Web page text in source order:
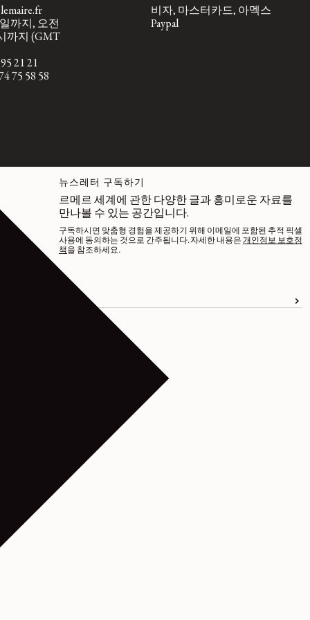
까지, 오전
까지 (GMT
21 21
75 58 58
비자, 마스터카드, 아멕스
Paypal
뉴스레터 구독하기
르메르 세계에 관한 다양한 글과 흥미로운 자료를
만나볼 수 있는 공간입니다.
구독하시면 맞춤형 경험을 제공하기 위해 이메일에 포함된 추적 픽셀
사용에 동의하는 것으로 간주됩니다. 자세한 내용은 개인정보 보호정
책을 참조하세요.